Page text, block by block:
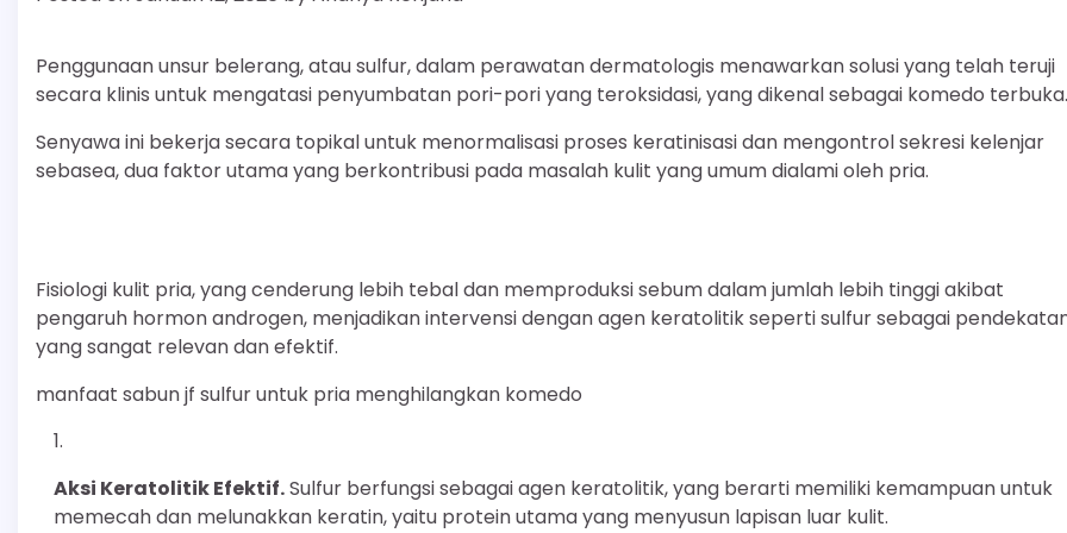
Penggunaan unsur belerang, atau sulfur, dalam perawatan dermatologis menawarkan solusi yang telah teruji
secara klinis untuk mengatasi penyumbatan pori-pori yang teroksidasi, yang dikenal sebagai komedo terbuka.
Senyawa ini bekerja secara topikal untuk menormalisasi proses keratinisasi dan mengontrol sekresi kelenjar
sebasea, dua faktor utama yang berkontribusi pada masalah kulit yang umum dialami oleh pria.
Fisiologi kulit pria, yang cenderung lebih tebal dan memproduksi sebum dalam jumlah lebih tinggi akibat
pengaruh hormon androgen, menjadikan intervensi dengan agen keratolitik seperti sulfur sebagai
yang sangat relevan dan efektif.
manfaat sabun jf sulfur untuk pria menghilangkan komedo
Aksi Keratolitik Efektif.Sulfur berfungsi sebagai agen keratolitik, yang berarti memiliki kemampuan untuk
memecah dan melunakkan keratin, yaitu protein utama yang menyusun lapisan luar kulit.